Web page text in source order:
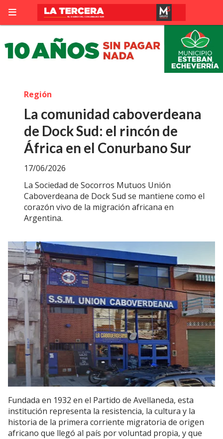
La comunidad caboverdeana
de Dock Sud: el rincón de
África en el Conurbano Sur
La Sociedad de Socorros Mutuos Unión
Caboverdeana de Dock Sud se mantiene como el
corazón vivo de la migración africana en
Argentina.
Región
17/06/2026
Fundada en 1932 en el Partido de Avellaneda, esta
institución representa la resistencia, la cultura y la
historia de la primera corriente migratoria de origen
africano que llegó al país por voluntad propia, y que